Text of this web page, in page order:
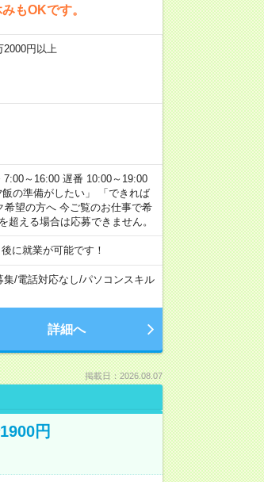
もOKです。
円以上
～16:00 遅番 10:00～19:00
の準備がしたい」 「できれば
望の方へ 今ご覧のお仕事で希
える場合は応募できません。
に就業が可能です！
集/電話対応なし/パソコンスキル
詳細へ
掲載日：2026.08.07
円